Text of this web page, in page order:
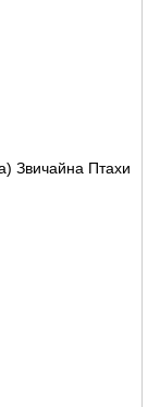
Звичайна Птахи